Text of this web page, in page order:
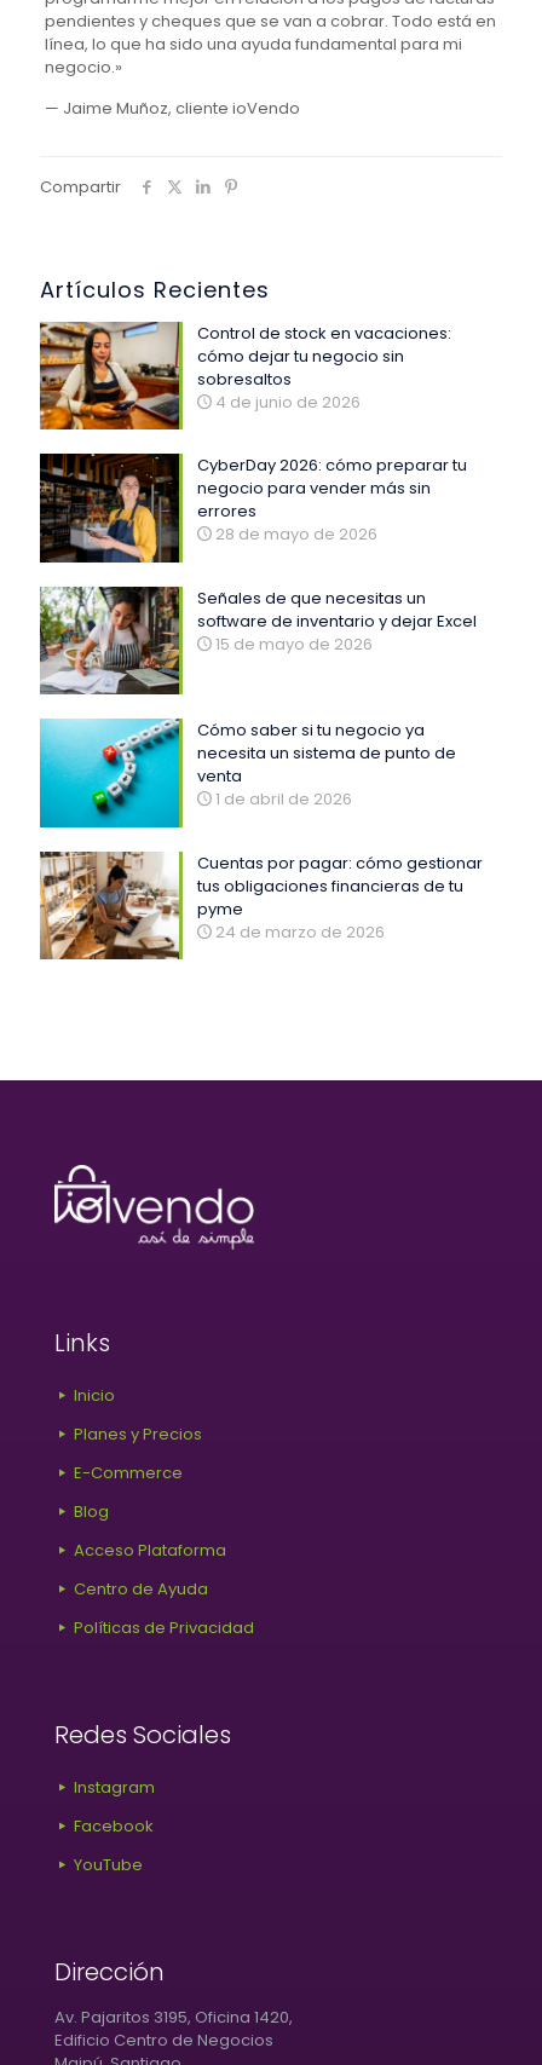
pendientes y cheques que se van a cobrar. Todo está en
línea, lo que ha sido una ayuda fundamental para mi
negocio.»
— Jaime Muñoz, cliente ioVendo
Compartir
Artículos Recientes
Control de stock en vacaciones:
cómo dejar tu negocio sin
sobresaltos
4 de junio de 2026
CyberDay 2026: cómo preparar tu
negocio para vender más sin
errores
28 de mayo de 2026
Señales de que necesitas un
software de inventario y dejar Excel
15 de mayo de 2026
Cómo saber si tu negocio ya
necesita un sistema de punto de
venta
1 de abril de 2026
Cuentas por pagar: cómo gestionar
tus obligaciones financieras de tu
pyme
24 de marzo de 2026
Links
Inicio
Planes y Precios
E-Commerce
Blog
Acceso Plataforma
Centro de Ayuda
Políticas de Privacidad
Redes Sociales
Instagram
Facebook
YouTube
Dirección
Av. Pajaritos 3195, Oficina 1420,
Edificio Centro de Negocios